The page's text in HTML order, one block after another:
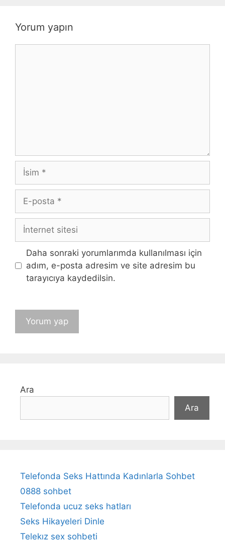
Yorum yapın
İsim
posta
İnternet
sitesi
Daha sonraki yorumlarımda kullanılması için
adım, e-posta adresim ve site adresim bu
tarayıcıya kaydedilsin.
Ara
Ara
Telefonda Seks Hattında Kadınlarla Sohbet
0888 sohbet
Telefonda ucuz seks hatları
Seks Hikayeleri Dinle
Telekız sex sohbeti